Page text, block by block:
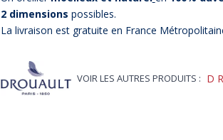
2 dimensions possibles.
La livraison est gratuite en France
VOIR LES AUTRES PRODUITS :